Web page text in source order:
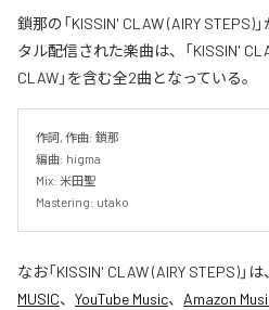
鎖那の「KISSIN' CLAW (AIRY
タル配信された楽曲は、「KISSIN'
CLAW」を含む全2曲となっている。
作詞, 作曲: 鎖那
編曲: higma
Mix: 米田聖
Mastering: utako
なお「KISSIN' CLAW (AIRY STEPS)」は、
MUSIC、 YouTube Music、 Amazon